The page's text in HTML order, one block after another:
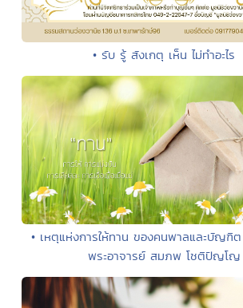
• รับ รู้ สังเกตุ เห็น ไม่ทำอะไร
• เหตุแห่งการให้ทาน ของคนพาลและบัญฑิ
พระอาจารย์ สมภพ โชติปัญโญ